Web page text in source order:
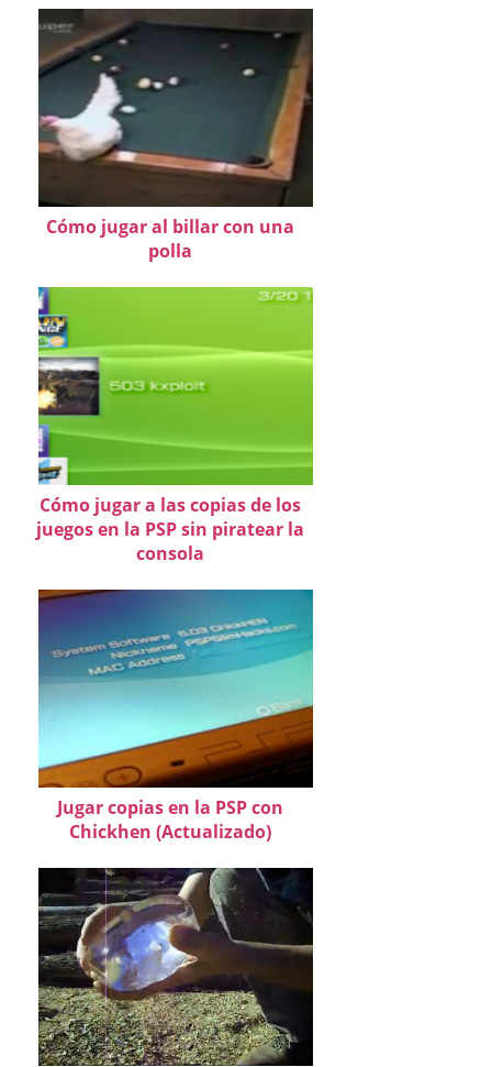
Cómo jugar al billar con una
polla
Cómo jugar a las copias de los
juegos en la PSP sin piratear la
consola
Jugar copias en la PSP con
Chickhen (Actualizado)